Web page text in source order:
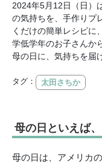
2024年5月12日（日）
の気持ちを、手作りプ
くだけの簡単レシピに
学低学年のお子さんか
母の日に、気持ちを届
タグ： 太田さちか
母の日といえば
母の日は、アメリカ